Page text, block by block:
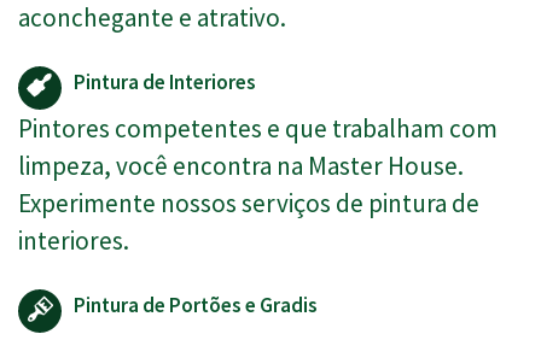
aconchegante e atrativo.
Pintura de Interiores
Pintores competentes e que trabalham com
limpeza, você encontra na Master House.
Experimente nossos serviços de pintura de
interiores.
Pintura de Portões e Gradis